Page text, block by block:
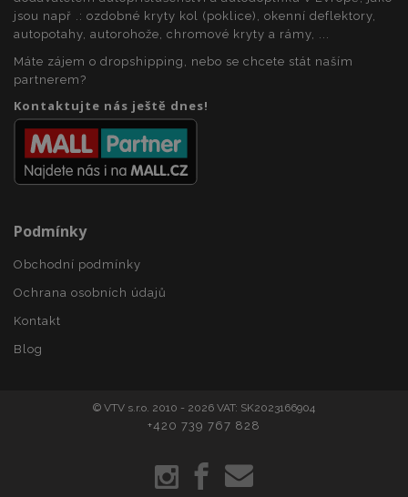
jsou např .: ozdobné kryty kol (poklice), okenní deflektory,
autopotahy, autorohože, chromové kryty a rámy, ...
Máte zájem o dropshipping, nebo se chcete stát naším
partnerem?
Kontaktujte nás ještě dnes!
Podmínky
Obchodní podmínky
Ochrana osobních údajů
Kontakt
Blog
© VTV s.r.o. 2010 - 2026 VAT: SK2023166904
+420 739 767 828
nezbytně nutných souborů cookie správně
používat.
Název
Poskytovatel
Doména
mage-messages
recently_viewed_product_previous